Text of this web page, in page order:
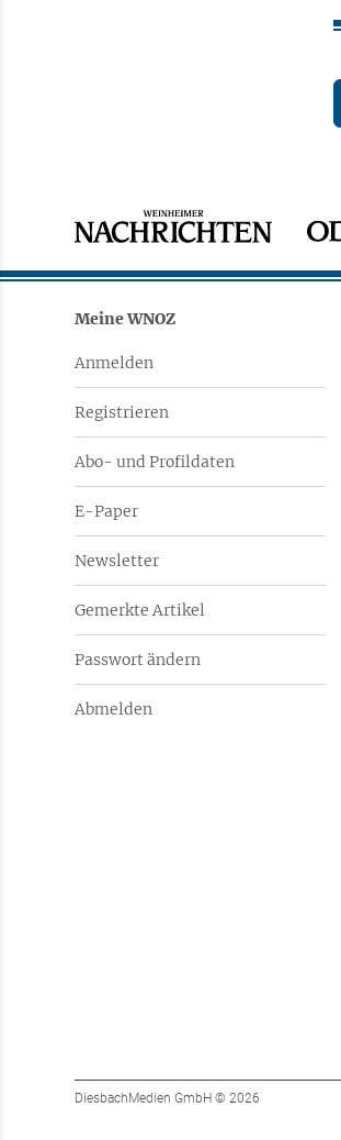
Meine WNOZ
Anmelden
Registrieren
Abo- und Profildaten
E-Paper
Newsletter
Gemerkte Artikel
Passwort ändern
Abmelden
DiesbachMedien GmbH © 2026